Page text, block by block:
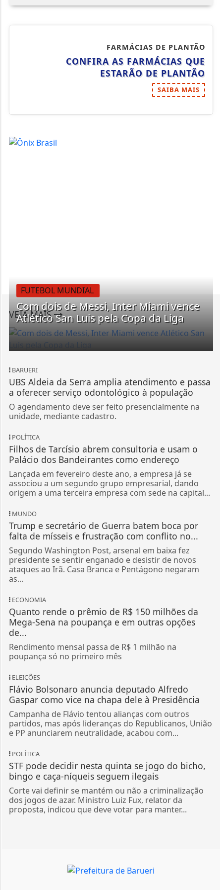
FARMÁCIAS DE PLANTÃO
CONFIRA AS FARMÁCIAS QUE
ESTARÃO DE PLANTÃO
SAIBA MAIS
VEJA MAIS
FUTEBOL MUNDIAL
Com dois de Messi, Inter Miami vence
Atlético San Luis pela Copa da Liga
BARUERI
UBS Aldeia da Serra amplia atendimento e passa
a oferecer serviço odontológico à população
O agendamento deve ser feito presencialmente na
unidade, mediante cadastro.
POLÍTICA
Filhos de Tarcísio abrem consultoria e usam o
Palácio dos Bandeirantes como endereço
Lançada em fevereiro deste ano, a empresa já se
associou a um segundo grupo empresarial, dando
origem a uma terceira empresa com sede na capital...
MUNDO
Trump e secretário de Guerra batem boca por
falta de mísseis e frustração com conflito no...
Segundo Washington Post, arsenal em baixa fez
presidente se sentir enganado e desistir de novos
ataques ao Irã. Casa Branca e Pentágono negaram
as...
ECONOMIA
Quanto rende o prêmio de R$ 150 milhões da
Mega-Sena na poupança e em outras opções
de...
Rendimento mensal passa de R$ 1 milhão na
poupança só no primeiro mês
ELEIÇÕES
Flávio Bolsonaro anuncia deputado Alfredo
Gaspar como vice na chapa dele à Presidência
Campanha de Flávio tentou alianças com outros
partidos, mas após lideranças do Republicanos, União
e PP anunciarem neutralidade, acabou com...
POLÍTICA
STF pode decidir nesta quinta se jogo do bicho,
bingo e caça-níqueis seguem ilegais
Corte vai definir se mantém ou não a criminalização
dos jogos de azar. Ministro Luiz Fux, relator da
proposta, indicou que deve votar para manter...